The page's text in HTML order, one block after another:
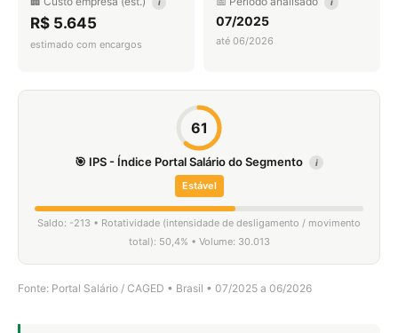
R$ 5.645
estimado com encargos
07/2025
até 06/2026
61
🎯 IPS - Índice Portal Salário do Segmento i
Estável
Saldo: -213 • Rotatividade (intensidade de desligamento / movimento
total): 50,4% • Volume: 30.013
Fonte: Portal Salário / CAGED • Brasil • 07/2025 a 06/2026